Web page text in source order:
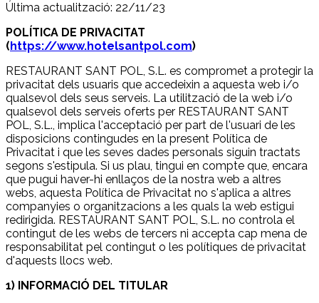
Última actualització: 22/11/23
POLÍTICA DE PRIVACITAT
( https://www.hotelsantpol.com)
RESTAURANT SANT POL, S.L. es compromet a protegir la
privacitat dels usuaris que accedeixin a aquesta web i/o
qualsevol dels seus serveis. La utilització de la web i/o
qualsevol dels serveis oferts per RESTAURANT SANT
POL, S.L., implica l'acceptació per part de l'usuari de les
disposicions contingudes en la present Política de
Privacitat i que les seves dades personals siguin tractats
segons s'estipula. Si us plau, tingui en compte que, encara
que pugui haver-hi enllaços de la nostra web a altres
webs, aquesta Política de Privacitat no s'aplica a altres
companyies o organitzacions a les quals la web estigui
redirigida. RESTAURANT SANT POL, S.L. no controla el
contingut de les webs de tercers ni accepta cap mena de
responsabilitat pel contingut o les polítiques de privacitat
d'aquests llocs web.
1) INFORMACIÓ DEL TITULAR